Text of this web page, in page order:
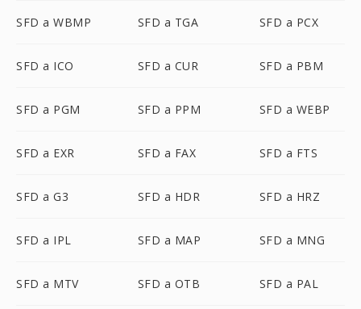
SFD a WBMP SFD a TGA SFD a PCX
SFD a ICO SFD a CUR SFD a PBM
SFD a PGM SFD a PPM SFD a WEBP
SFD a EXR SFD a FAX SFD a FTS
SFD a G3 SFD a HDR SFD a HRZ
SFD a IPL SFD a MAP SFD a MNG
SFD a MTV SFD a OTB SFD a PAL